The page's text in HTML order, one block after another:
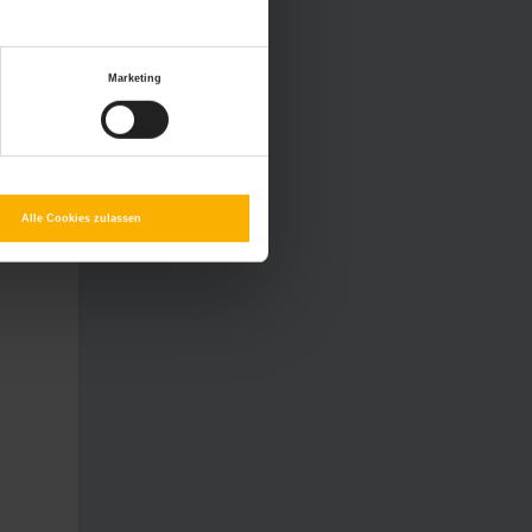
Marketing
Alle Cookies zulassen